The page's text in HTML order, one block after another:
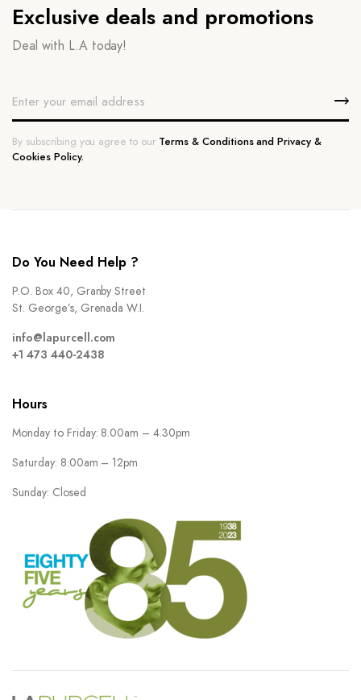
Exclusive deals and promotions
Deal with L.A today!
By subscribing you agree to our Terms & Conditions and Privacy &
Cookies Policy.
Do You Need Help ?
P.O. Box 40, Granby Street
St. George’s, Grenada W.I.
info@lapurcell.com
+1 473 440-2438
Hours
Monday to Friday: 8.00am – 4.30pm
Saturday: 8:00am – 12pm
Sunday: Closed